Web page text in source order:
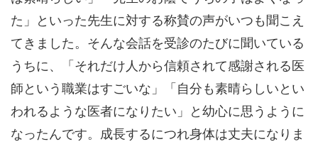
た」といった先生に対する称賛の声がいつも聞こえ
てきました。そんな会話を受診のたびに聞いている
うちに、「それだけ人から信頼されて感謝される医
師という職業はすごいな」「自分も素晴らしいとい
われるような医者になりたい」と幼心に思うように
なったんです。成長するにつれ身体は丈夫になりま